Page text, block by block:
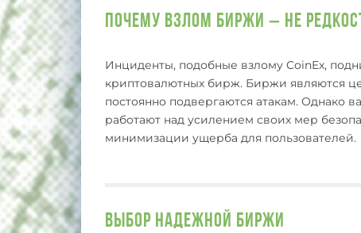
Почему взлом биржи – не
Инциденты, подобные взлому CoinEx,
криптовалютных бирж. Биржи являются
постоянно подвергаются атакам. Однако
работают над усилением своих мер
минимизации ущерба для пользователей.
Выбор надежной биржи